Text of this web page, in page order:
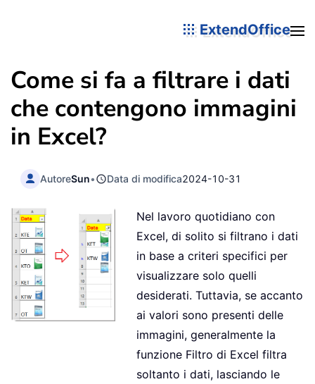
ExtendOffice
Come si fa a filtrare i dati
che contengono immagini
in Excel?
AutoreSun• Data di modifica2024-10-31
Nel lavoro quotidiano con
Excel, di solito si filtrano i dati
in base a criteri specifici per
visualizzare solo quelli
desiderati. Tuttavia, se accanto
ai valori sono presenti delle
immagini, generalmente la
funzione Filtro di Excel filtra
soltanto i dati, lasciando le